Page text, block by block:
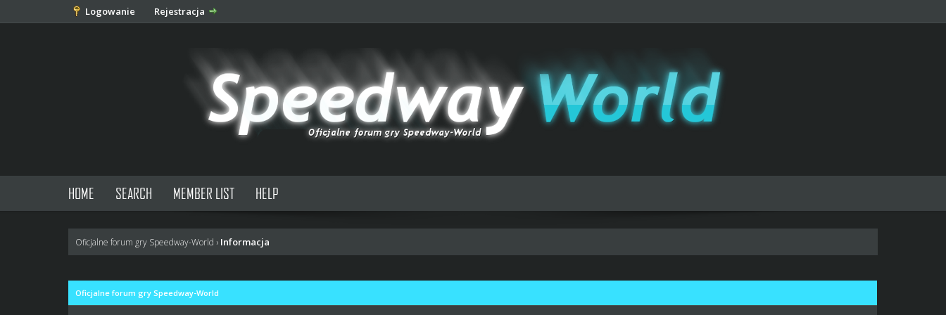
Logowanie Rejestracja
HOME SEARCH MEMBER LIST HELP
Oficjalne forum gry Speedway-World › Informacja
Oficjalne forum gry Speedway-World